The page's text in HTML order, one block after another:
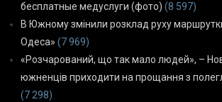
бесплатные медуслуги (фото) (8 597)
В Южному змінили розклад руху
Одеса» (7 969)
«Розчарований, що так мало людей», –
южненців приходити на прощання з
(7 298)